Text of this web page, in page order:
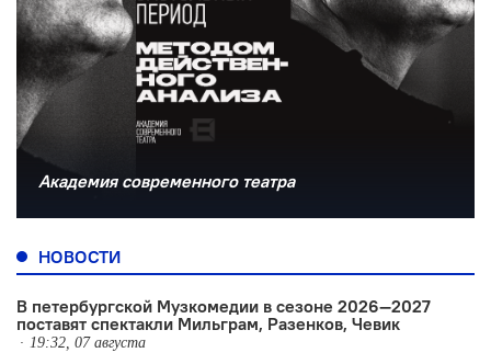
Академия современного театра
НОВОСТИ
В петербургской Музкомедии в сезоне 2026—2027
поставят спектакли Мильграм, Разенков, Чевик
19:32, 07 августа